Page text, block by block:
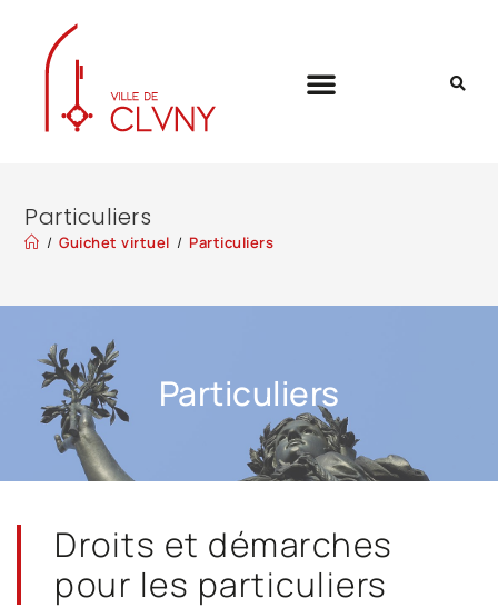
Particuliers
/ Guichet virtuel / Particuliers
Particuliers
Droits et démarches
pour les particuliers